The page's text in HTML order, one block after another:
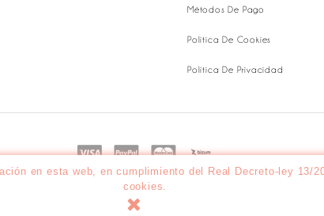
Métodos De Pago
Política De Cookies
Política De Privacidad
en esta web, en cumplimiento del Real Decreto-ley 13/
cookies.
© 2026 - Señorita Naif